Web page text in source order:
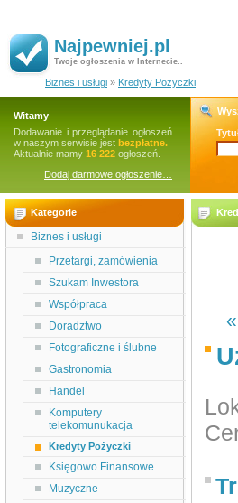
Najpewniej.pl
Twoje ogłoszenia w Internecie..
Biznes i usługi » Kredyty Pożyczki
Witamy
Dodawanie i przeglądanie ogłoszeń
w naszym serwisie jest bezpłatne.
Aktualnie mamy 16 222 ogłoszeń.
Dodaj darmowe ogłoszenie…
Kategorie
Biznes i usługi
Przetargi, zamówienia
Szukam Inwestora
Współpraca
Doradztwo
Fotograficzne i ślubne
Gastronomia
Handel
Komputery
telekomunukacja
Kredyty Pożyczki
Księgowo Finansowe
Muzyczne